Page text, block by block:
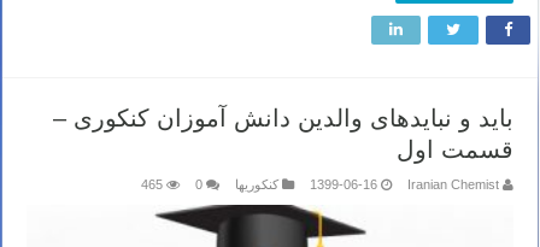
باید و نبایدهای والدین دانش آموزان کنکوری –
قسمت اول
Iranian Chemist
1399-06-16 کنکوریها 0
465